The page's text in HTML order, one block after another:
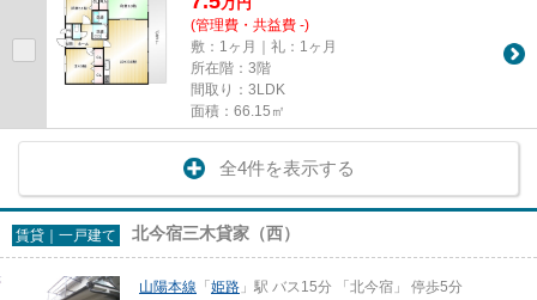
(管理費・共益費 -)
敷：1ヶ月｜礼：1ヶ月
所在階：3階
間取り：3LDK
面積：66.15㎡
全4件を表示する
賃貸｜一戸建て 北今宿三木貸家（西）
山陽本線 「姫路 」駅 バス15分 「北今宿」 停歩5分